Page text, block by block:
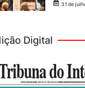
31 de
Digital